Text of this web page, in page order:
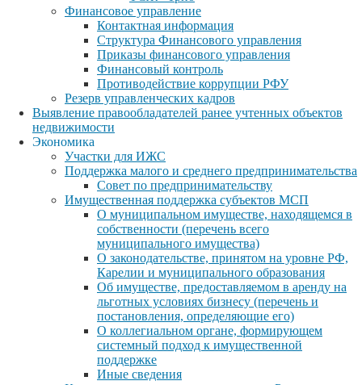
Финансовое управление
Контактная информация
Структура Финансового управления
Приказы финансового управления
Финансовый контроль
Противодействие коррупции РФУ
Резерв управленческих кадров
Выявление правообладателей ранее учтенных объектов
недвижимости
Экономика
Участки для ИЖС
Поддержка малого и среднего предпринимательства
Совет по предпринимательству
Имущественная поддержка субъектов МСП
О муниципальном имуществе, находящемся в
собственности (перечень всего
муниципального имущества)
О законодательстве, принятом на уровне РФ,
Карелии и муниципального образования
Об имуществе, предоставляемом в аренду на
льготных условиях бизнесу (перечень и
постановления, определяющие его)
О коллегиальном органе, формирующем
системный подход к имущественной
поддержке
Иные сведения